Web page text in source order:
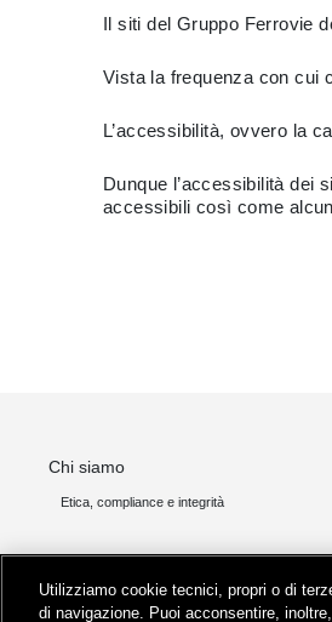
Il siti del Gruppo Ferrovie
Vista la frequenza con cui
L’accessibilità, ovvero la
Dunque l’accessibilità dei
accessibili così come
Chi siamo
Etica, compliance e integrità
Utilizziamo cookie tecnici, propri o di
di navigazione. Puoi acconsentire,